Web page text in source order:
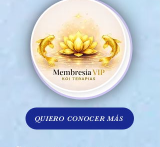
QUIERO CONOCER MÁS